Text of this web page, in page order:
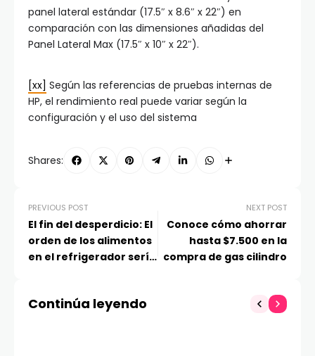
panel lateral estándar (17.5″ x 8.6″ x 22″) en
comparación con las dimensiones añadidas del
Panel Lateral Max (17.5″ x 10″ x 22″).
[xx] Según las referencias de pruebas internas de
HP, el rendimiento real puede variar según la
configuración y el uso del sistema
Shares:
PREVIOUS POST
El fin del desperdicio: El
orden de los alimentos
en el refrigerador sería
descomposición
NEXT POST
Conoce cómo ahorrar
hasta $7.500 en la
compra de gas cilindro
Continúa leyendo